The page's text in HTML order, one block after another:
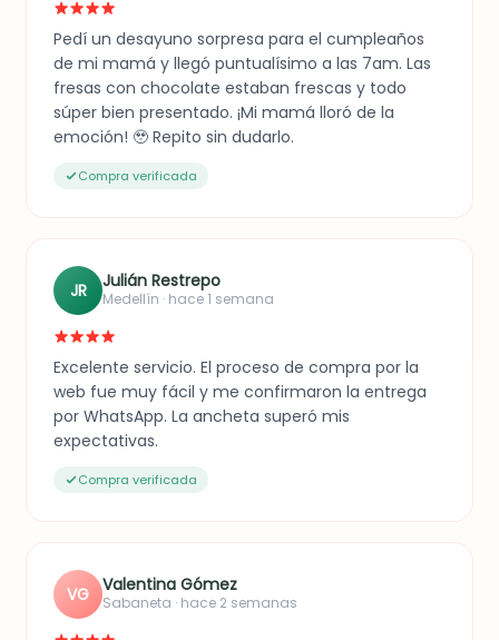
Pedí un desayuno sorpresa para el cumpleaños
de mi mamá y llegó puntualísimo a las 7am. Las
fresas con chocolate estaban frescas y todo
súper bien presentado. ¡Mi mamá lloró de la
emoción! 🥹 Repito sin dudarlo.
Compra verificada
JR Julián Restrepo
Medellín · hace 1 semana
Excelente servicio. El proceso de compra por la
web fue muy fácil y me confirmaron la entrega
por WhatsApp. La ancheta superó mis
expectativas.
Compra verificada
VG Valentina Gómez
Sabaneta · hace 2 semanas